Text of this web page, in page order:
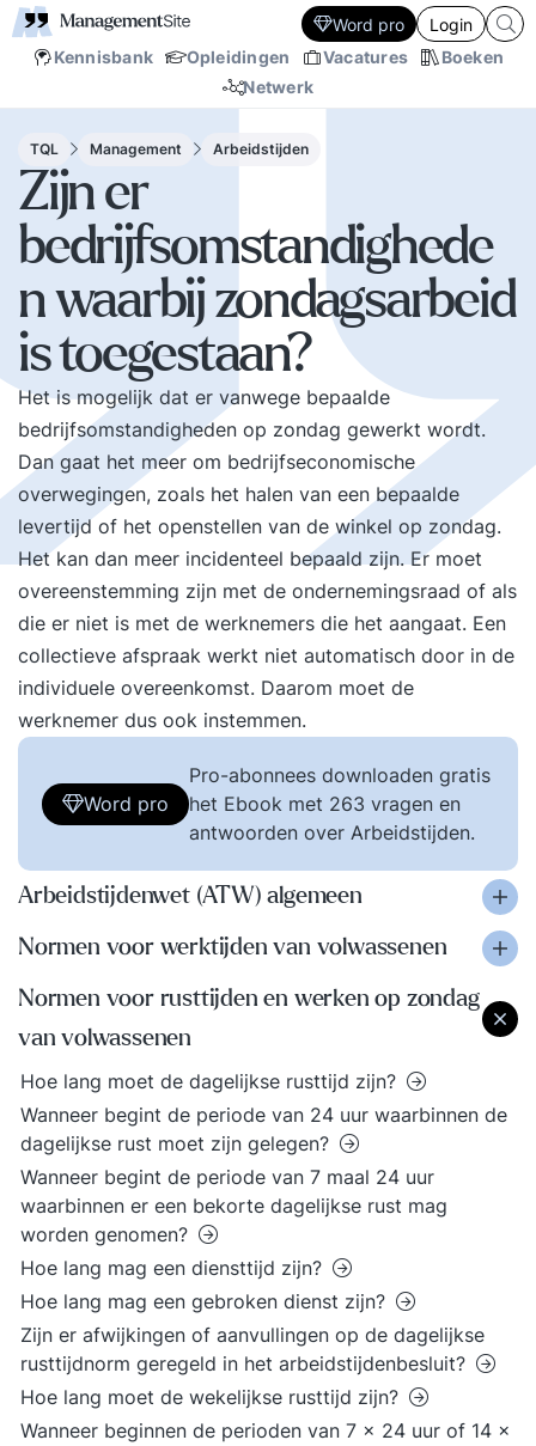
Kennisbank Opleidingen Vacatures
Boeken
Netwerk
Word pro Login
TQL Management Arbeidstijden
Zijn er
bedrijfsomstandighede
n waarbij zondagsarbeid
is toegestaan?
Het is mogelijk dat er vanwege bepaalde
bedrijfsomstandigheden op zondag gewerkt wordt.
Dan gaat het meer om bedrijfseconomische
overwegingen, zoals het halen van een bepaalde
levertijd of het openstellen van de winkel op zondag.
Het kan dan meer incidenteel bepaald zijn. Er moet
overeenstemming zijn met de ondernemingsraad of als
die er niet is met de werknemers die het aangaat. Een
collectieve afspraak werkt niet automatisch door in de
individuele overeenkomst. Daarom moet de
werknemer dus ook instemmen.
Word pro
Pro-abonnees downloaden gratis
het Ebook met 263 vragen en
antwoorden over Arbeidstijden.
Arbeidstijdenwet (ATW) algemeen
Normen voor werktijden van volwassenen
Normen voor rusttijden en werken op zondag
van volwassenen
Hoe lang moet de dagelijkse rusttijd zijn?
Wanneer begint de periode van 24 uur waarbinnen de
dagelijkse rust moet zijn gelegen?
Wanneer begint de periode van 7 maal 24 uur
waarbinnen er een bekorte dagelijkse rust mag
worden genomen?
Hoe lang mag een diensttijd zijn?
Hoe lang mag een gebroken dienst zijn?
Zijn er afwijkingen of aanvullingen op de dagelijkse
rusttijdnorm geregeld in het arbeidstijdenbesluit?
Hoe lang moet de wekelijkse rusttijd zijn?
Wanneer beginnen de perioden van 7 x 24 uur of 14 x